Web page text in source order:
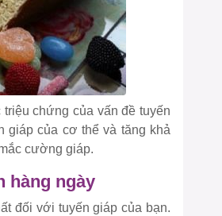
chứng của vấn đề tuyến
giáp của cơ thể và tăng khả
cường giáp.
hàng ngày
đối với tuyến giáp của bạn.